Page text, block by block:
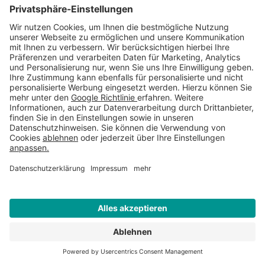
© 2026
AGB Datenschutzerklärung Impressum